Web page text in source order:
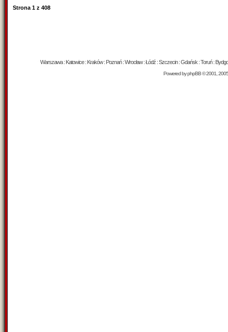
Strona 1 z 408
Warszawa : Katowice : Kraków : Poznań : Wrocław : Łódź : Szczecin : Gdańsk : Toruń :
Powered byphpBB© 2001,